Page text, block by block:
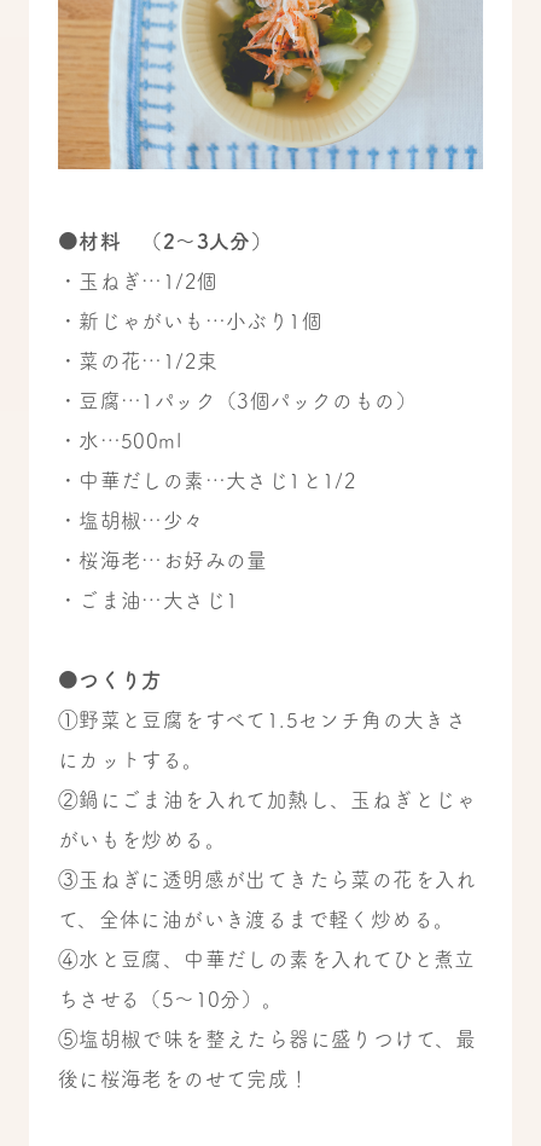
●材料 （2〜3人分）
・玉ねぎ…1/2個
・新じゃがいも…小ぶり1個
・菜の花…1/2束
・豆腐…1パック（3個パックのもの）
・水…500ml
・中華だしの素…大さじ1と1/2
・塩胡椒…少々
・桜海老…お好みの量
・ごま油…大さじ1
●つくり方
①野菜と豆腐をすべて1.5センチ角の大きさ
にカットする。
②鍋にごま油を入れて加熱し、玉ねぎとじゃ
がいもを炒める。
③玉ねぎに透明感が出てきたら菜の花を入れ
て、全体に油がいき渡るまで軽く炒める。
④水と豆腐、中華だしの素を入れてひと煮立
ちさせる（5〜10分）。
⑤塩胡椒で味を整えたら器に盛りつけて、最
後に桜海老をのせて完成！